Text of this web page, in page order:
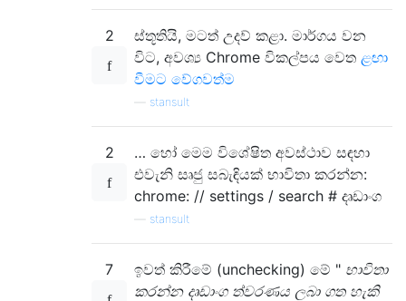
2
ස්තූතියි, මටත් උදව් කළා. මාර්ගය වන
විට, අවශ්‍ය Chrome විකල්පය වෙත ළඟා
වීමට වේගවත්ම
stansult
2
… හෝ මෙම විශේෂිත අවස්ථාව සඳහා
එවැනි සෘජු සබැඳියක් භාවිතා කරන්න:
chrome: // settings / search # දෘඩාංග
stansult
7 ඉවත් කිරීමේ (unchecking) මේ " භාවිතා
කරන්න දෘඩාංග ත්වරණය ලබා ගත හැකි